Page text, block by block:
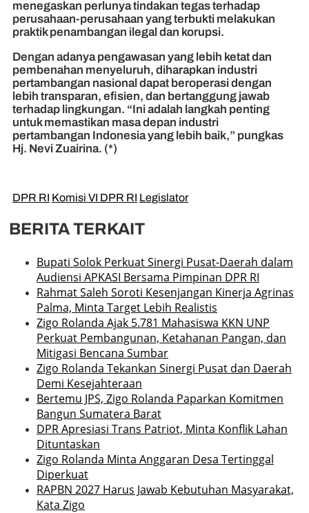
menegaskan perlunya tindakan tegas terhadap
perusahaan-perusahaan yang terbukti melakukan
praktik penambangan ilegal dan korupsi.
Dengan adanya pengawasan yang lebih ketat dan
pembenahan menyeluruh, diharapkan industri
pertambangan nasional dapat beroperasi dengan
lebih transparan, efisien, dan bertanggung jawab
terhadap lingkungan. “Ini adalah langkah penting
untuk memastikan masa depan industri
pertambangan Indonesia yang lebih baik,” pungkas
Hj. Nevi Zuairina. (*)
DPR RI Komisi VI DPR RI Legislator
BERITA TERKAIT
Bupati Solok Perkuat Sinergi Pusat-Daerah dalam
Audiensi APKASI Bersama Pimpinan DPR RI
Rahmat Saleh Soroti Kesenjangan Kinerja Agrinas
Palma, Minta Target Lebih Realistis
Zigo Rolanda Ajak 5.781 Mahasiswa KKN UNP
Perkuat Pembangunan, Ketahanan Pangan, dan
Mitigasi Bencana Sumbar
Zigo Rolanda Tekankan Sinergi Pusat dan Daerah
Demi Kesejahteraan
Bertemu JPS, Zigo Rolanda Paparkan Komitmen
Bangun Sumatera Barat
DPR Apresiasi Trans Patriot, Minta Konflik Lahan
Dituntaskan
Zigo Rolanda Minta Anggaran Desa Tertinggal
Diperkuat
RAPBN 2027 Harus Jawab Kebutuhan Masyarakat,
Kata Zigo